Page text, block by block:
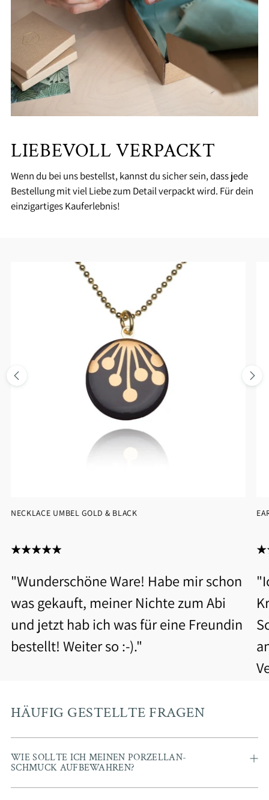
LIEBEVOLL VERPACKT
Wenn du bei uns bestellst, kannst du sicher sein, dass jede
Bestellung mit viel Liebe zum Detail verpackt wird. Für dein
einzigartiges Kauferlebnis!
"Wunderschöne Ware! Habe mir schon
was gekauft, meiner Nichte zum Abi
und jetzt hab ich was für eine Freundin
bestellt! Weiter so :-)."
NECKLACE UMBEL GOLD & BLACK
HÄUFIG GESTELLTE FRAGEN
WIE SOLLTE ICH MEINEN PORZELLAN-
SCHMUCK AUFBEWAHREN?